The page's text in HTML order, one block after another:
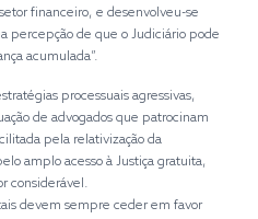
financeiro, e desenvolveu-se
percepção de que o Judiciário pode
acumulada”.
processuais agressivas,
de advogados que patrocinam
pela relativização da
amplo acesso à Justiça gratuita,
considerável.
devem sempre ceder em favor